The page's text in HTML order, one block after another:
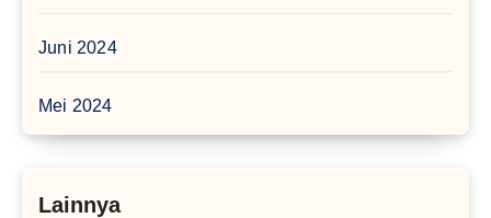
Juni 2024
Mei 2024
Lainnya